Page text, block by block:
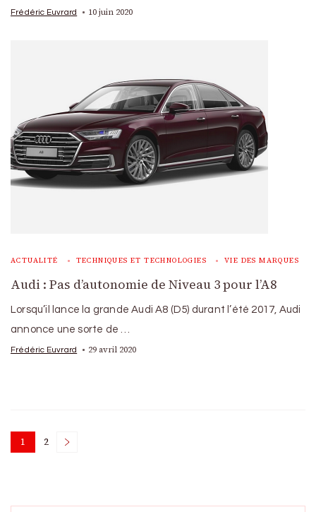
Frédéric Euvrard 10 juin 2020
ACTUALITÉ TECHNIQUES ET TECHNOLOGIES VIE DES MARQUES
Audi : Pas d’autonomie de Niveau 3 pour l’A8
Lorsqu’il lance la grande Audi A8 (D5) durant l’été 2017, Audi
annonce une sorte de …
Frédéric Euvrard 29 avril 2020
Posts
Page
1 Page
2